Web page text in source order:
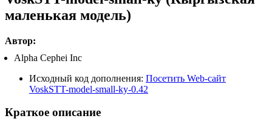
маленькая модель)
Автор:
Alpha Cephei Inc
Исходный код дополнения: Посетить Web-сайт
VoskSTT-model-small-ky-0.42
Краткое описание